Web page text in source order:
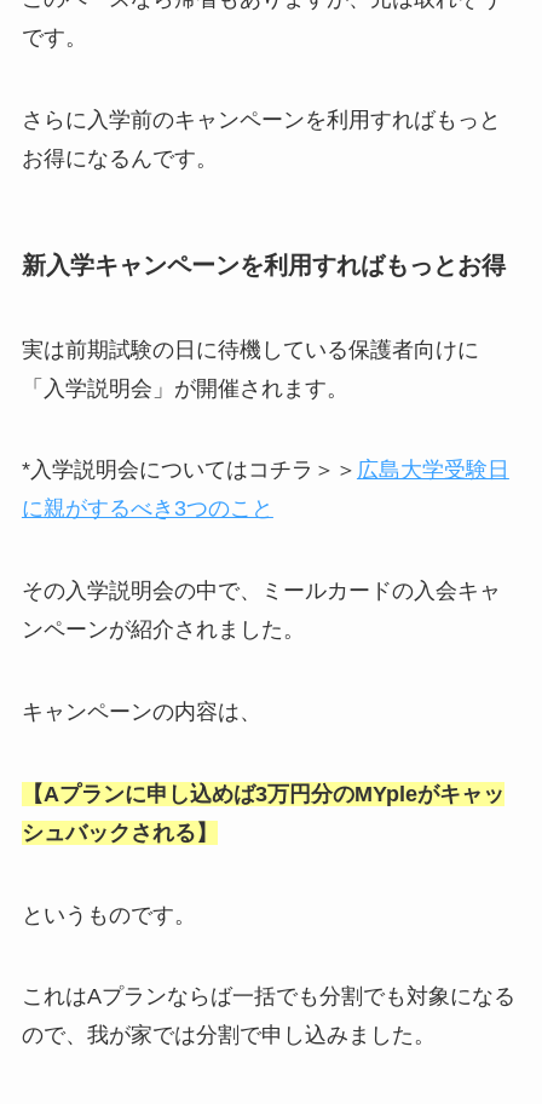
です。
さらに入学前のキャンペーンを利用すればもっと
お得になるんです。
新入学キャンペーンを利用すればもっとお得
実は前期試験の日に待機している保護者向けに
「入学説明会」が開催されます。
*入学説明会についてはコチラ＞＞ 広島大学受験日
に親がするべき3つのこと
その入学説明会の中で、ミールカードの入会キャ
ンペーンが紹介されました。
キャンペーンの内容は、
【Aプランに申し込めば3万円分のMYpleがキャッ
シュバックされる】
というものです。
これはAプランならば一括でも分割でも対象になる
ので、我が家では分割で申し込みました。